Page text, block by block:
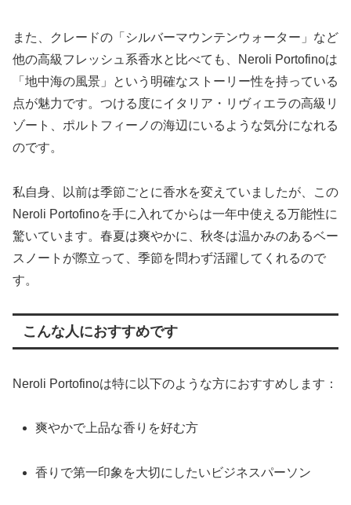
また、クレードの「シルバーマウンテンウォーター」など
他の高級フレッシュ系香水と比べても、Neroli Portofinoは
「地中海の風景」という明確なストーリー性を持っている
点が魅力です。つける度にイタリア・リヴィエラの高級リ
ゾート、ポルトフィーノの海辺にいるような気分になれる
のです。
私自身、以前は季節ごとに香水を変えていましたが、この
Neroli Portofinoを手に入れてからは一年中使える万能性に
驚いています。春夏は爽やかに、秋冬は温かみのあるベー
スノートが際立って、季節を問わず活躍してくれるので
す。
こんな人におすすめです
Neroli Portofinoは特に以下のような方におすすめします：
爽やかで上品な香りを好む方
香りで第一印象を大切にしたいビジネスパーソン